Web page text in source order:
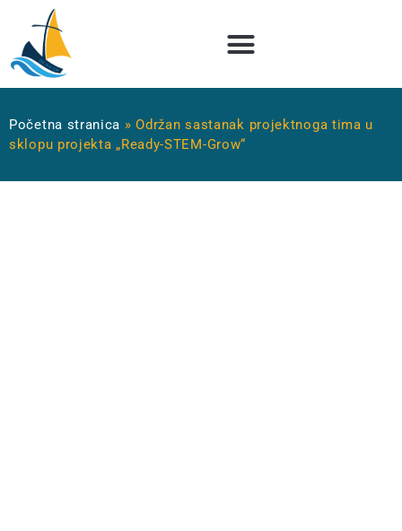
Početna stranica »Održan sastanak projektnoga tima u
sklopu projekta „Ready-STEM-Grow“